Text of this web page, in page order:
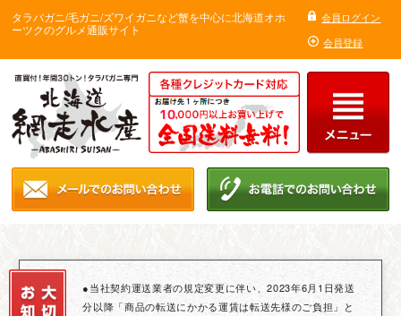
タラバガニ/毛ガニ/ズワイガニなど蟹を中心に北海道オホ
ーツクのグルメ通販サイト
会員ログイン
会員登録
●当社契約運送業者の規定変更に伴い、2023年6月1日発送
分以降「商品の転送にかかる運賃は転送先様のご負担」と